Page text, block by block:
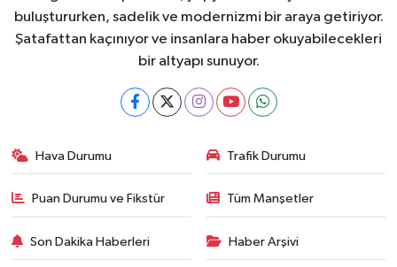
buluştururken, sadelik ve modernizmi bir araya getiriyor.
Şatafattan kaçınıyor ve insanlara haber okuyabilecekleri
bir altyapı sunuyor.
Hava Durumu Trafik Durumu
Puan Durumu ve Fikstür Tüm Manşetler
Son Dakika Haberleri Haber Arşivi